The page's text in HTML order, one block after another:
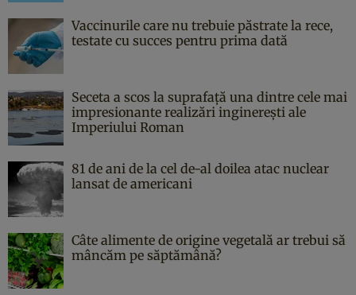
Vaccinurile care nu trebuie păstrate la rece,
testate cu succes pentru prima dată
Seceta a scos la suprafață una dintre cele mai
impresionante realizări inginerești ale
Imperiului Roman
81 de ani de la cel de-al doilea atac nuclear
lansat de americani
Câte alimente de origine vegetală ar trebui să
mâncăm pe săptămână?